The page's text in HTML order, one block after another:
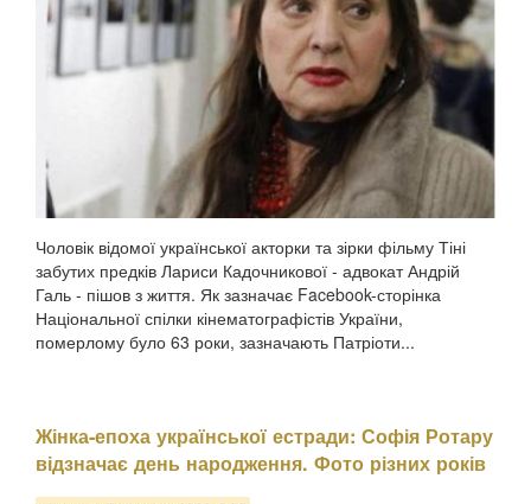
Чоловік відомої української акторки та зірки фільму Тіні
забутих предків Лариси Кадочникової - адвокат Андрій
Галь - пішов з життя. Як зазначає Facebook-сторінка
Національної спілки кінематографістів України,
померлому було 63 роки, зазначають Патріоти...
Жінка-епоха української естради: Софія Ротару
відзначає день народження. Фото різних років